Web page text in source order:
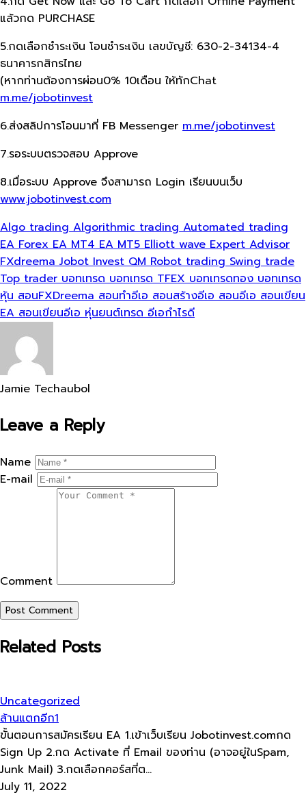
แล้วกด​ PURCHASE
5.กดเลือกชำระเงิน โอนชำระเงิน เลขบัญชี: 630-2-34134-4
ธนาคารกสิกรไทย
(หากท่านต้องการผ่อน0% 10เดือน​ ให้ทักChat
m.me/jobotinvest
6.ส่งสลิปการโอนมาที่ FB Messenger m.me/jobotinvest
7.รอระบบตรวจสอบ Approve
8.เมื่อระบบ Approve จึงสามารถ Login เรียนบนเว็บ
www.jobotinvest.com
Algo tradingAlgorithmic tradingAutomated trading
EA ForexEA MT4EA MT5Elliott waveExpert Advisor
FXdreemaJobot InvestQMRobot tradingSwing trade
Top traderบอทเทรดบอทเทรด TFEXบอทเทรดทองบอทเทรด
หุ้นสอนFXDreemaสอนทำอีเอสอนสร้างอีเอสอนอีเอสอนเขียน
EAสอนเขียนอีเอหุ่นยนต์เทรดอีเอกำไรดี
Jamie Techaubol
Leave a Reply
Name
E-mail
Comment
Post Comment
Related Posts
Uncategorized
ล้านแตกอีก1
ขั้นตอนการสมัครเรียน​ EA 1.เข้าเว็บ​เรียน Jobotinvest.comกด
Sign Up 2.กด Activate ที่ Email ของท่าน​ (อาจอยู่ใน​Spam,
Junk Mail) 3.กดเลือกคอร์สที่ต...
July 11, 2022